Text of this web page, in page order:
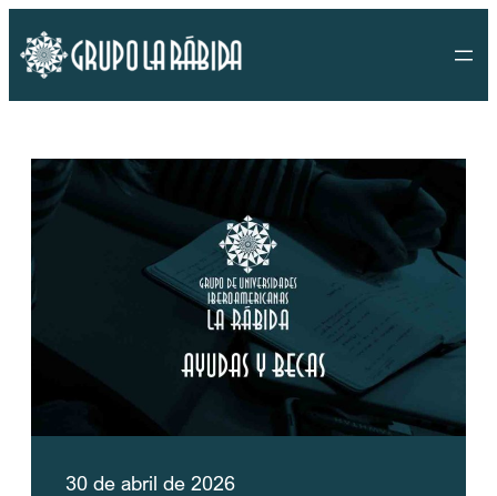
al
contenido
30 de abril de 2026